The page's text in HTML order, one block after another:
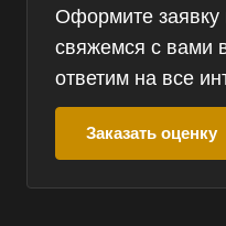
Оформите заявку
свяжемся с вами
ответим на все
Заказать оценку